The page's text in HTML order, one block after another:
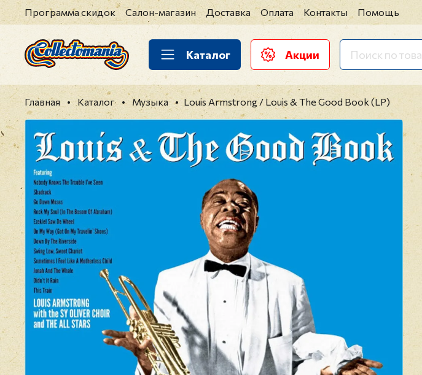
Программа скидок Салон-магазин Доставка Оплата Контакты Помощь
Каталог Акции
Главная Каталог Музыка Louis Armstrong / Louis & The Good Book (LP)